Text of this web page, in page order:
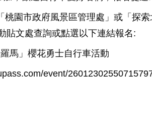
桃園市政府風景區管理處」或「探索
貼文處查詢或點選以下連結報名:
羅馬」櫻花勇士自行車活動
event/